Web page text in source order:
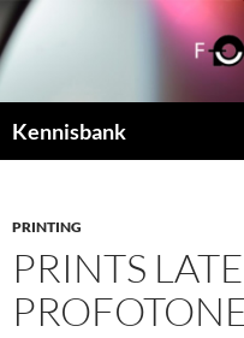
Ga
naar
de
inhoud
Kennisbank
PRINTING
PRINTS